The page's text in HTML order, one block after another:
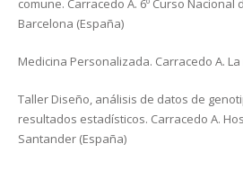
comune. Carracedo A. 6º Curso Nacional
Barcelona (España)
Medicina Personalizada. Carracedo A.
Taller Diseño, análisis de datos de
resultados estadísticos. Carracedo A.
Santander (España)